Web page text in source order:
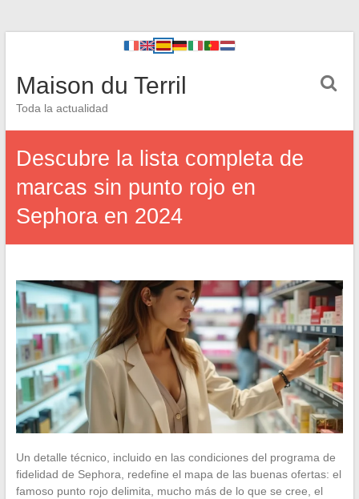
Maison du Terril
Toda la actualidad
Descubre la lista completa de
marcas sin punto rojo en
Sephora en 2024
Un detalle técnico, incluido en las condiciones del programa de
fidelidad de Sephora, redefine el mapa de las buenas ofertas: el
famoso punto rojo delimita, mucho más de lo que se cree, el